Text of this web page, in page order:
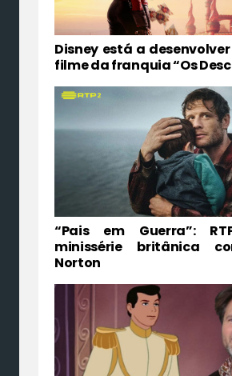
Disney está a
filme da franquia “Os
“Pais em Guerra”:
minissérie britânica
Norton